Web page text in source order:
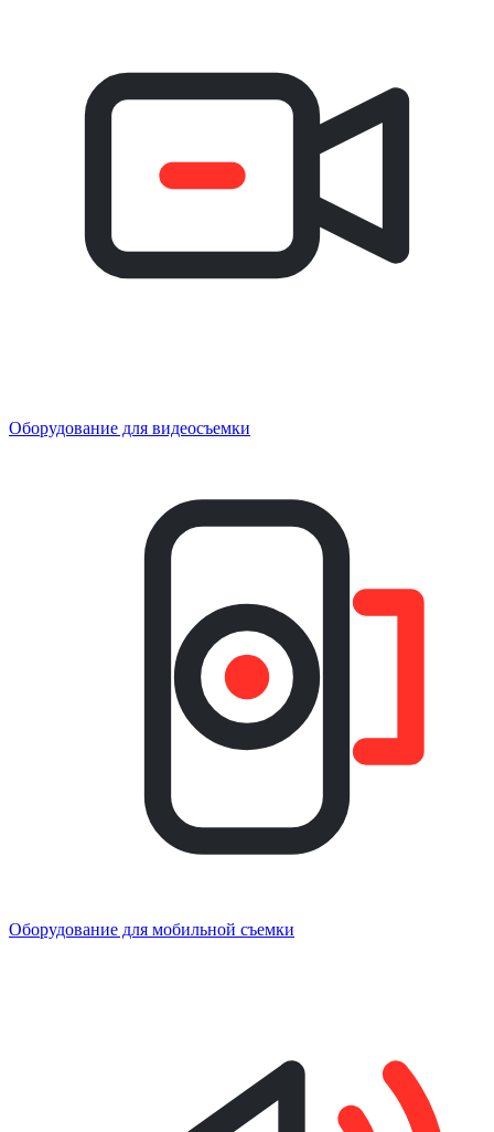
Оборудование для видеосъемки
Оборудование для мобильной съемки